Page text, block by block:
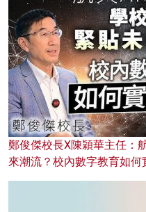
鄭俊傑校長X陳穎華主任：
來潮流？校內數字教育如何